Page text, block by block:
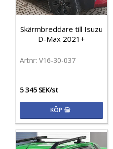
Skärmbreddare till Isuzu
D-Max 2021+
V16-30-037
5 345 SEK/st
KÖP